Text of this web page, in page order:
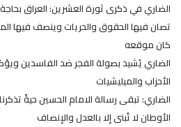
الضاري في ذكرى ثورة العشرين: العراق
تصان فيها الحقوق والحريات وينصف فيها
كان موقعه
الضاري يُشيد بصولة الفجر ضد الفاسدين
الأحزاب والميليشيات
الضاري: تبقى رسالة الامام الحسين حيةً
الأوطان لا تُبنى إلا بالعدل والإنصاف